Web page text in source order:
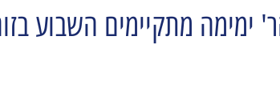
ימימה מתקיימים השבוע